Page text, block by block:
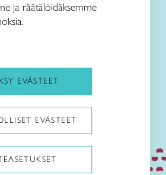
Taito-lehti:
ja räätälöidäksemme
EVÄSTEET
EVÄSTEET